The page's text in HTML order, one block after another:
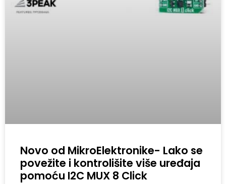
Novo od MikroElektronike- Lako se
povežite i kontrolišite više uređaja
pomoću I2C MUX 8 Click